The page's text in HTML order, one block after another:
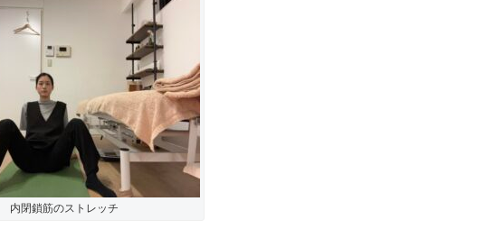
内閉鎖筋のストレッチ